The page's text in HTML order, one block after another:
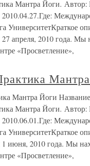
Мантра Йоги. Автор:
2010.04.27.Где:
УниверситетКраткое
27 апреля, 2010 года. Мы
«Просветление»,
Мантра Йоги Название
Мантра Йоги. Автор:
2010.06.01.Где:
УниверситетКраткое
1 июня, 2010 года. Мы
«Просветление»,